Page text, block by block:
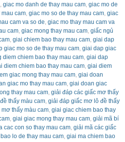
, giac mo danh de thay mau cam, giac mo de
cam, giac mo so de thay mau cam, giac
cam va so de, giac mo thay mau cam va
cam, giac mong thay mau cam, giấc ngủ
, giai chiem bao thay mau cam, giai dap
giac mo so de thay mau cam, giai dap giac
diem chiem bao thay mau cam, giai dap
diem chiem bao thay mau cam, giai diem
giac mong thay mau cam, giai doan
giac mo thay mau cam, giai doan giac
thay mau cam, giải đáp các giấc mơ thấy
thấy màu cam, giải đáp giấc mơ lô đề thấy
thấy màu cam, giai giac chiem bao thay
, giai giac mong thay mau cam, giải mã bí
cac con so thay mau cam, giải mã các giấc
lo de thay mau cam, giai ma chiem bao